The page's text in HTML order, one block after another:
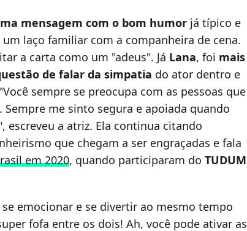
mensagem com o bom humor já típico e
laço familiar com a companheira de cena.
a carta como um "adeus". Já Lana, foi mais
de falar da simpatia do ator dentro e
sempre se preocupa com as pessoas que
Sempre me sinto segura e apoiada quando
escreveu a atriz. Ela continua citando
que chegam a ser engraçadas e fala
em 2020, quando participaram do TUDUM
emocionar e se divertir ao mesmo tempo
fofa entre os dois! Ah, você pode ativar as